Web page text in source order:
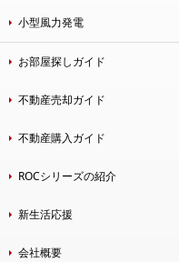
小型風力発電
お部屋探しガイド
不動産売却ガイド
不動産購入ガイド
ROCシリーズの紹介
新生活応援
会社概要